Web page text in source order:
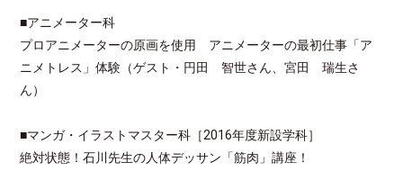
■アニメーター科
プロアニメーターの原画を使用 アニメーターの最初仕事「ア
ニメトレス」体験（ゲスト・円田 智世さん、宮田 瑞生さ
ん）
■マンガ・イラストマスター科［2016年度新設学科］
絶対状態！石川先生の人体デッサン「筋肉」講座！